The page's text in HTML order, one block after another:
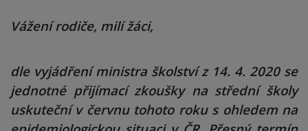
Vážení rodiče, milí žáci,
dle vyjádření ministra školství z 14. 4. 2020 se
jednotné přijímací zkoušky na střední školy
uskuteční v červnu tohoto roku s ohledem na